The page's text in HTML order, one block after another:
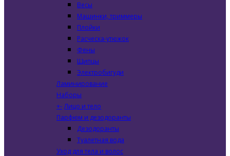
Весы
Машинки, триммеры
Плойки
Расческа-утюжок
Фены
Щипцы
Электробигуди
Ламинирование
Наборы
+- Лицо и тело
Парфюм и дезодоранты
Дезодоранты
Туалетная вода
Уход для тела и волос